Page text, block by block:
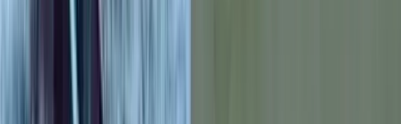
বাবা চরিত্রে প্রশংসিত খায়রুল আলম